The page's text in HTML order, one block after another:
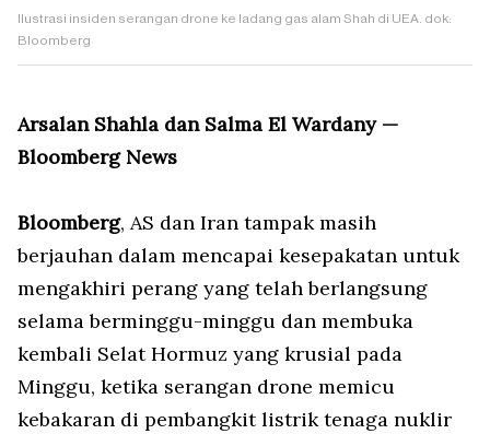
Ilustrasi insiden serangan drone ke ladang gas alam Shah di UEA. dok:
Bloomberg
Arsalan Shahla dan Salma El Wardany —
Bloomberg News
Bloomberg, AS dan Iran tampak masih
berjauhan dalam mencapai kesepakatan untuk
mengakhiri perang yang telah berlangsung
selama berminggu-minggu dan membuka
kembali Selat Hormuz yang krusial pada
Minggu, ketika serangan drone memicu
kebakaran di pembangkit listrik tenaga nuklir